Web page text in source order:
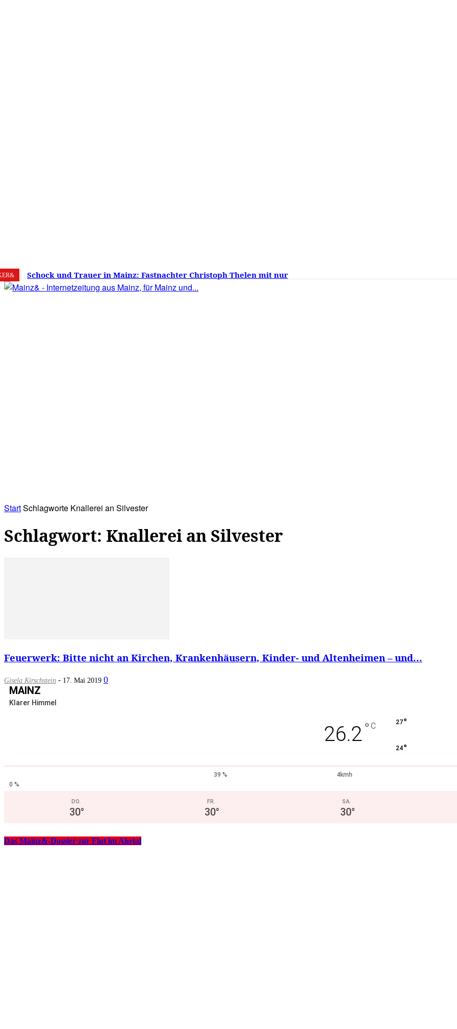
6. August 2026 26.2 Mainz
Schock und Trauer in Mainz: Fastnachter Christoph Thelen mit nur
60 Jahren gestorben – Was ist die Fastnacht ohne…?
StartSchlagworte Knallerei an Silvester
Schlagwort: Knallerei an Silvester
Feuerwerk: Bitte nicht an Kirchen, Krankenhäusern, Kinder- und Altenheimen – und...
Gisela Kirschstein - 17. Mai 2019 0
MAINZ
Klarer Himmel
26.2 ° C 27°
24°
39 %
4kmh
0 %
DO.
30°
FR.
30°
SA.
30°
Das Mainz&-Dossier zur Flut im Ahrtal